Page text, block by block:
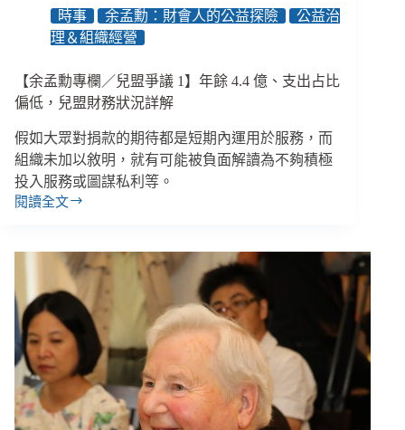
意
時事 余孟勳：財會人的公益探險
公益治
理＆組織經營
【余孟勳專欄／兒盟爭議 1】年餘 4.4 億、支出占比
偏低，兒盟財務狀況詳解
假如大眾對捐款的期待都是短期內運用於服務，而
組織未加以敘明，就有可能被負面解讀為不夠積極
投入服務或圖謀私利等。
閱讀全文
【余
／
兒
盟
爭
議
1】
年